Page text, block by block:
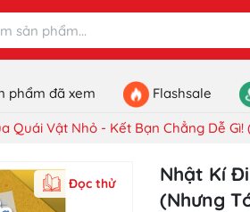
phẩm đã xem Flashsale
Quái Vật Nhỏ - Kết Bạn Chẳng Dễ
Đọc thử
Nhật Kí
(Nhưng